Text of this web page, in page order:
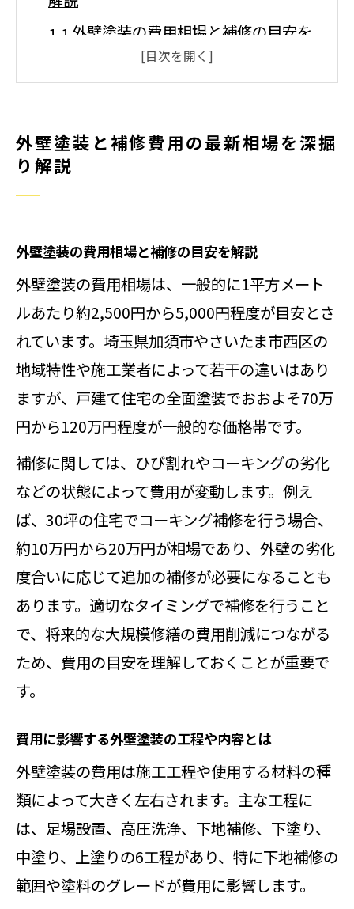
外壁塗装の費用相場と補修の目安を
補修費用を抑える外壁塗装の選び方
きポイント
外壁塗装と補修費用の最新動向をチ
ェック
埼玉県加須市や西区で使える補助制度の
特徴
外壁塗装に利用できる補助金の基本
情報
補助制度を活用した外壁塗装の進め
方とは
外壁塗装の補助金申請時の注意点ま
とめ
補助制度で外壁塗装費用を抑えるコ
ツ
埼玉で外壁塗装に使える助成金の最
新事情
外壁塗装とコーキング補修の費用内
訳を解説
コーキング補修が外壁塗装に必要な
理由
外壁塗装で実践されるコーキング方
外壁塗装と補修費用の最新相場を深掘
り解説
外壁塗装の費用相場と補修の目安を解説
外壁塗装の費用相場は、一般的に1平方メート
ルあたり約2,500円から5,000円程度が目安とさ
れています。埼玉県加須市やさいたま市西区の
地域特性や施工業者によって若干の違いはあり
ますが、戸建て住宅の全面塗装でおおよそ70万
円から120万円程度が一般的な価格帯です。
補修に関しては、ひび割れやコーキングの劣化
などの状態によって費用が変動します。例え
ば、30坪の住宅でコーキング補修を行う場合、
約10万円から20万円が相場であり、外壁の劣化
度合いに応じて追加の補修が必要になることも
あります。適切なタイミングで補修を行うこと
で、将来的な大規模修繕の費用削減につながる
ため、費用の目安を理解しておくことが重要で
す。
費用に影響する外壁塗装の工程や内容とは
外壁塗装の費用は施工工程や使用する材料の種
類によって大きく左右されます。主な工程に
は、足場設置、高圧洗浄、下地補修、下塗り、
中塗り、上塗りの6工程があり、特に下地補修の
範囲や塗料のグレードが費用に影響します。